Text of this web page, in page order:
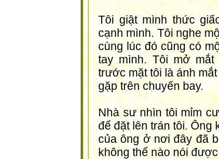
Tôi giật mình thức
cạnh mình. Tôi nghe
cùng lúc đó cũng có
tay mình. Tôi mở
trước mặt tôi là ánh
gặp trên chuyến bay.
Nhà sư nhìn tôi mỉm
để đặt lên trán tôi.
của ông ở nơi đây đã
không thể nào nói